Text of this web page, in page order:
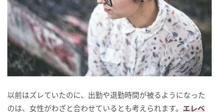
以前はズレていたのに、出勤や退勤時間が被るようになった
のは、女性がわざと合わせているとも考えられます。 エレベ